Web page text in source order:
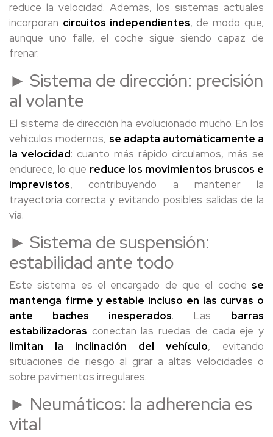
reduce la velocidad. Además, los sistemas actuales
incorporan circuitos independientes, de modo que,
aunque uno falle, el coche sigue siendo capaz de
frenar.
► Sistema de dirección: precisión
al volante
El sistema de dirección ha evolucionado mucho. En los
vehículos modernos, se adapta automáticamente a
la velocidad: cuanto más rápido circulamos, más se
endurece, lo que reduce los movimientos bruscos e
imprevistos, contribuyendo a mantener la
trayectoria correcta y evitando posibles salidas de la
vía.
► Sistema de suspensión:
estabilidad ante todo
Este sistema es el encargado de que el coche se
mantenga firme y estable incluso en las curvas o
ante baches inesperados. Las barras
estabilizadoras conectan las ruedas de cada eje y
limitan la inclinación del vehículo, evitando
situaciones de riesgo al girar a altas velocidades o
sobre pavimentos irregulares.
► Neumáticos: la adherencia es
vital